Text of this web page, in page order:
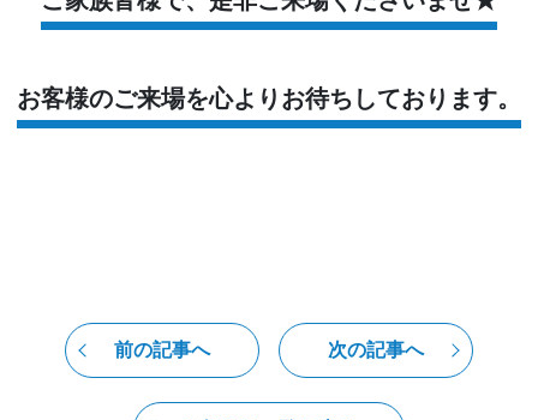
お客様のご来場を心よりお待ちしております。
前の記事へ 次の記事へ